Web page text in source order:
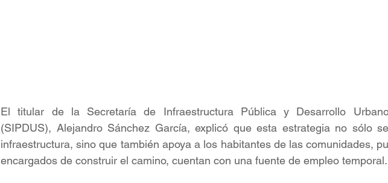
El titular de la Secretaría de Infraestructura Pública y Desarrollo
(SIPDUS), Alejandro Sánchez García, explicó que esta estrategia no sólo
infraestructura, sino que también apoya a los habitantes de las comunidades,
encargados de construir el camino, cuentan con una fuente de empleo temporal.